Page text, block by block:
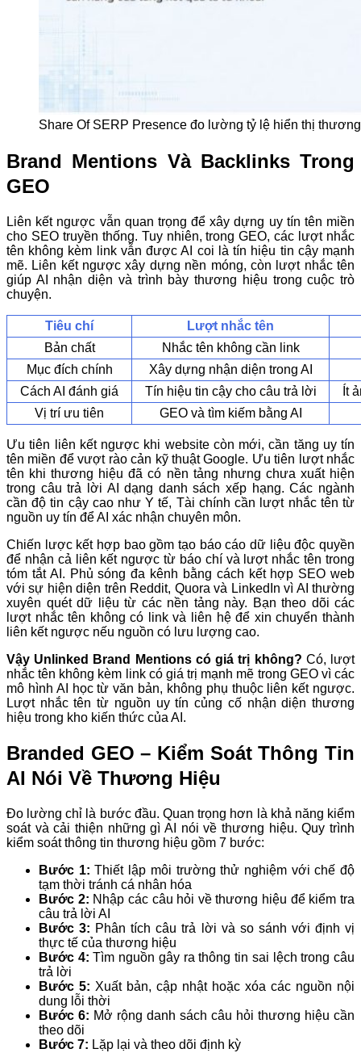
Share Of SERP Presence đo lường tỷ lệ hiển thị
Brand Mentions Và Backlinks Trong
GEO
Liên kết ngược vẫn quan trọng để xây dựng uy tín tên miền
cho SEO truyền thống. Tuy nhiên, trong GEO, các lượt nhắc
tên không kèm link vẫn được AI coi là tín hiệu tin cậy mạnh
mẽ. Liên kết ngược xây dựng nền móng, còn lượt nhắc tên
giúp AI nhận diện và trình bày thương hiệu trong cuộc trò
chuyện.
Tiêu chí
Lượt nhắc tên
Bản chất
Nhắc tên không cần link
Mục đích chính
Xây dựng nhận diện trong AI
Cách AI đánh giá
Tín hiệu tin cậy cho câu trả lời
Ít
Vị trí ưu tiên
GEO và tìm kiếm bằng AI
Ưu tiên liên kết ngược khi website còn mới, cần tăng uy tín
tên miền để vượt rào cản kỹ thuật Google. Ưu tiên lượt nhắc
tên khi thương hiệu đã có nền tảng nhưng chưa xuất hiện
trong câu trả lời AI dạng danh sách xếp hạng. Các ngành
cần độ tin cậy cao như Y tế, Tài chính cần lượt nhắc tên từ
nguồn uy tín để AI xác nhận chuyên môn.
Chiến lược kết hợp bao gồm tạo báo cáo dữ liệu độc quyền
để nhận cả liên kết ngược từ báo chí và lượt nhắc tên trong
tóm tắt AI. Phủ sóng đa kênh bằng cách kết hợp SEO web
với sự hiện diện trên Reddit, Quora và LinkedIn vì AI thường
xuyên quét dữ liệu từ các nền tảng này. Bạn theo dõi các
lượt nhắc tên không có link và liên hệ để xin chuyển thành
liên kết ngược nếu nguồn có lưu lượng cao.
Vậy Unlinked Brand Mentions có giá trị không? Có, lượt
nhắc tên không kèm link có giá trị mạnh mẽ trong GEO vì các
mô hình AI học từ văn bản, không phụ thuộc liên kết ngược.
Lượt nhắc tên từ nguồn uy tín củng cố nhận diện thương
hiệu trong kho kiến thức của AI.
Branded GEO – Kiểm Soát Thông Tin
AI Nói Về Thương Hiệu
Đo lường chỉ là bước đầu. Quan trọng hơn là khả năng kiểm
soát và cải thiện những gì AI nói về thương hiệu. Quy trình
kiểm soát thông tin thương hiệu gồm 7 bước:
Bước 1: Thiết lập môi trường thử nghiệm với chế độ
tạm thời tránh cá nhân hóa
Bước 2: Nhập các câu hỏi về thương hiệu để kiểm tra
câu trả lời AI
Bước 3: Phân tích câu trả lời và so sánh với định vị
thực tế của thương hiệu
Bước 4: Tìm nguồn gây ra thông tin sai lệch trong câu
trả lời
Bước 5: Xuất bản, cập nhật hoặc xóa các nguồn nội
dung lỗi thời
Bước 6: Mở rộng danh sách câu hỏi thương hiệu cần
theo dõi
Bước 7: Lặp lại và theo dõi định kỳ